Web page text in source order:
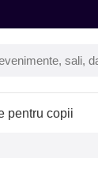
pentru copii